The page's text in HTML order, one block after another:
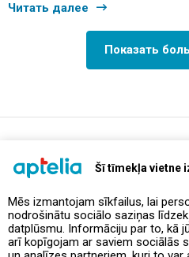
Šī tīmekļa vietne
Mēs izmantojam sīkfailus, lai
nodrošinātu sociālo saziņas
datplūsmu. Informāciju par to, kā
arī kopīgojam ar saviem sociālās
Читать далее
Показать
Предложения и акции